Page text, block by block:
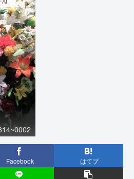
Facebook はてブ